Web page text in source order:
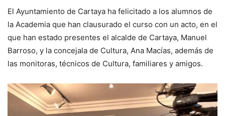
El Ayuntamiento de Cartaya ha felicitado a los alumnos de
la Academia que han clausurado el curso con un acto, en el
que han estado presentes el alcalde de Cartaya, Manuel
Barroso, y la concejala de Cultura, Ana Macías, además de
las monitoras, técnicos de Cultura, familiares y amigos.